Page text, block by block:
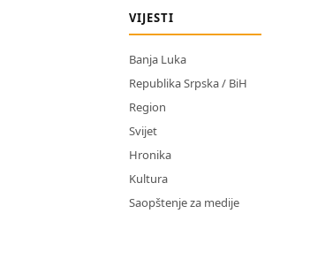
VIJESTI
Banja Luka
Republika Srpska / BiH
Region
Svijet
Hronika
Kultura
Saopštenje za medije